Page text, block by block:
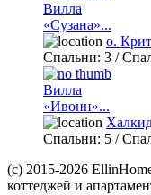
Вилла
«Сузана»...
о. Крит
Спальни: 3 /
Вилла
«Ивонн»...
Спальни: 5 /
(c) 2015-2026
коттеджей и